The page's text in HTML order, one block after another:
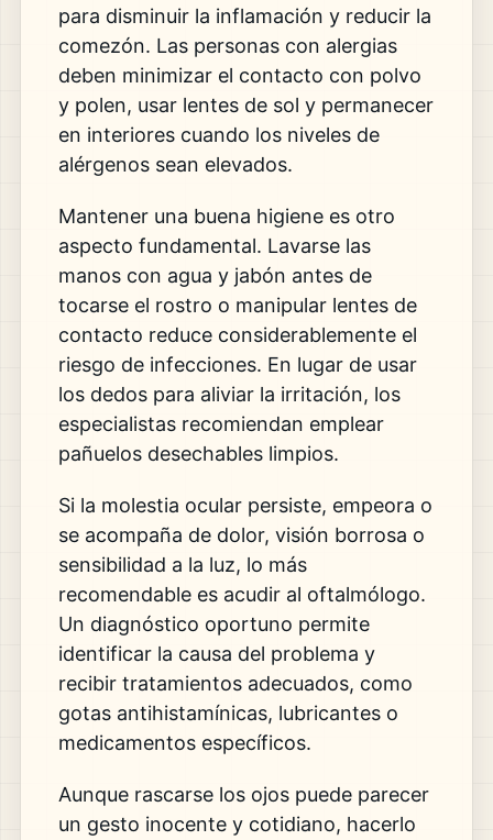
para disminuir la inflamación y reducir la
comezón. Las personas con alergias
deben minimizar el contacto con polvo
y polen, usar lentes de sol y permanecer
en interiores cuando los niveles de
alérgenos sean elevados.
Mantener una buena higiene es otro
aspecto fundamental. Lavarse las
manos con agua y jabón antes de
tocarse el rostro o manipular lentes de
contacto reduce considerablemente el
riesgo de infecciones. En lugar de usar
los dedos para aliviar la irritación, los
especialistas recomiendan emplear
pañuelos desechables limpios.
Si la molestia ocular persiste, empeora o
se acompaña de dolor, visión borrosa o
sensibilidad a la luz, lo más
recomendable es acudir al oftalmólogo.
Un diagnóstico oportuno permite
identificar la causa del problema y
recibir tratamientos adecuados, como
gotas antihistamínicas, lubricantes o
medicamentos específicos.
Aunque rascarse los ojos puede parecer
un gesto inocente y cotidiano, hacerlo